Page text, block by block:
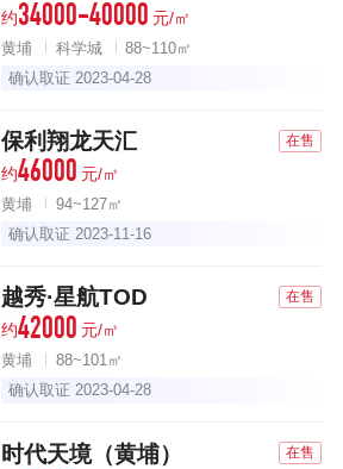
约34000-40000 元/㎡
黄埔 科学城
88~110㎡
确认取证 2023-04-28
保利翔龙天汇 在售
约46000 元/㎡
黄埔
94~127㎡
确认取证 2023-11-16
越秀·星航TOD 在售
约42000 元/㎡
黄埔
88~101㎡
确认取证 2023-04-28
时代天境（黄埔） 在售